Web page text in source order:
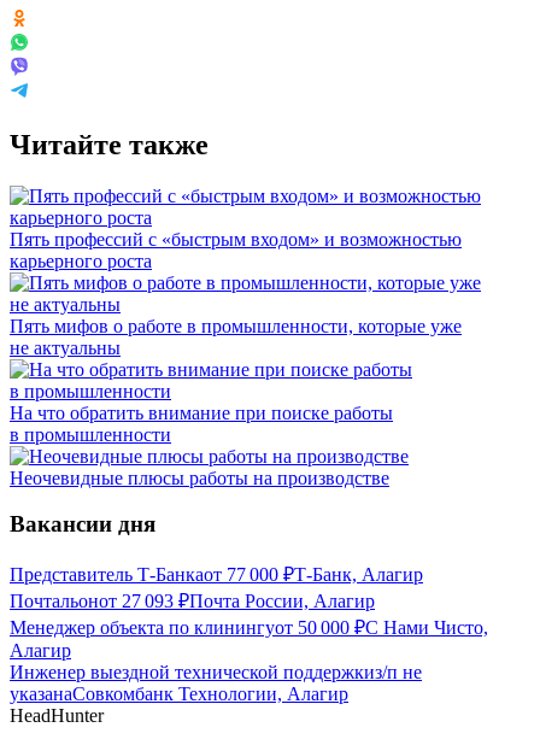
Читайте также
Пять профессий с «быстрым входом» и возможностью
карьерного роста
Пять мифов о работе в промышленности, которые уже
не актуальны
На что обратить внимание при поиске работы
в промышленности
Неочевидные плюсы работы на производстве
Вакансии дня
Представитель Т-Банкаот 77 000 ₽Т-Банк, Алагир
Почтальонот 27 093 ₽Почта России, Алагир
Менеджер объекта по клинингуот 50 000 ₽С Нами Чисто,
Алагир
Инженер выездной технической поддержкиз/п не
указанаСовкомбанк Технологии, Алагир
HeadHunter